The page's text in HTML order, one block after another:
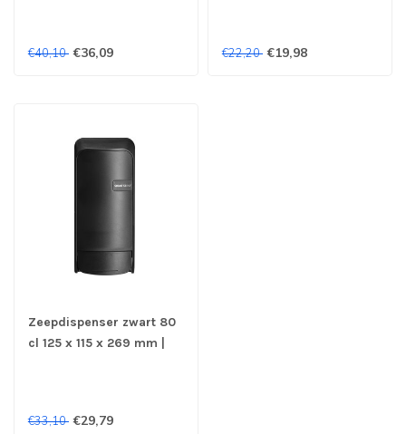
€40,10 €36,09 €22,20 €19,98
Zeepdispenser zwart 80
cl 125 x 115 x 269 mm |
€33,10 €29,79